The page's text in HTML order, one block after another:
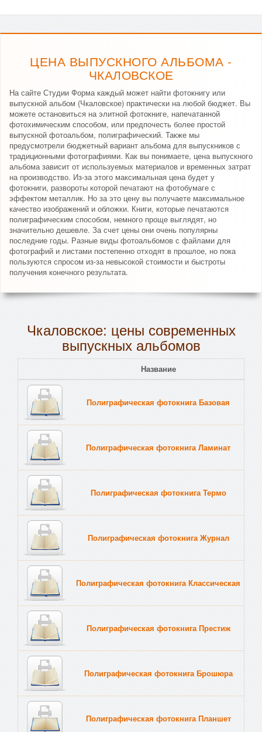
ЦЕНА ВЫПУСКНОГО АЛЬБОМА -
ЧКАЛОВСКОЕ
На сайте Студии Форма каждый может найти фотокнигу или
выпускной альбом (Чкаловское) практически на любой бюджет. Вы
можете остановиться на элитной фотокниге, напечатанной
фотохимическим способом, или предпочесть более простой
выпускной фотоальбом, полиграфический. Также мы
предусмотрели бюджетный вариант альбома для выпускников с
традиционными фотографиями. Как вы понимаете, цена выпускного
альбома зависит от используемых материалов и временных затрат
на производство. Из-за этого максимальная цена будет у
фотокниги, развороты которой печатают на фотобумаге с
эффектом металлик. Но за это цену вы получаете максимальное
качество изображений и обложки. Книги, которые печатаются
полиграфическим способом, немного проще выглядят, но
значительно дешевле. За счет цены они очень популярны
последние годы. Разные виды фотоальбомов с файлами для
фотографий и листами постепенно отходят в прошлое, но пока
пользуются спросом из-за невысокой стоимости и быстроты
получения конечного результата.
Чкаловское: цены современных
выпускных альбомов
Название
Полиграфическая фотокнига Базовая
Полиграфическая фотокнига Ламинат
Полиграфическая фотокнига Термо
Полиграфическая фотокнига Журнал
Полиграфическая фотокнига Классическая
Полиграфическая фотокнига Престиж
Полиграфическая фотокнига Брошюра
Полиграфическая фотокнига Планшет